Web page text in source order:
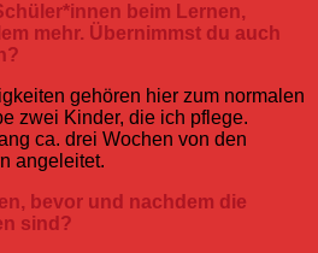
beim Lernen,
mehr. Übernimmst du auch
gehören hier zum normalen
zwei Kinder, die ich pflege.
ca. drei Wochen von den
angeleitet.
bevor und nachdem die
sind?